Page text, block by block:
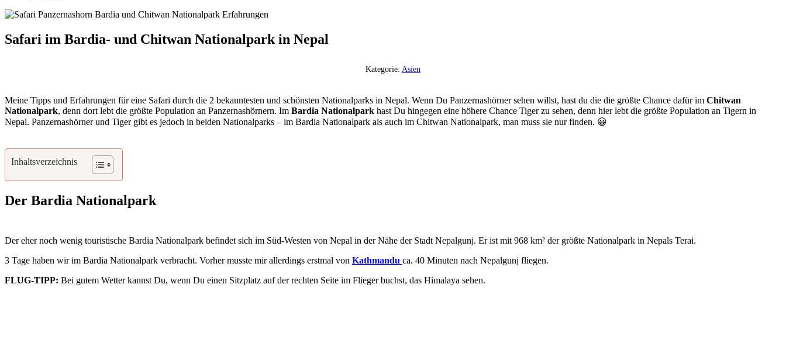
Safari im Bardia- und Chitwan Nationalpark in Nepal
Kategorie: Asien
Meine Tipps und Erfahrungen für eine Safari durch die 2 bekanntesten und schönsten Nationalparks in Nepal. Wenn Du Panzernashörner sehen willst, hast du die die größte Chance dafür im Chitwan
Nationalpark, denn dort lebt die größte Population an Panzernashörnern. Im Bardia Nationalpark hast Du hingegen eine höhere Chance Tiger zu sehen, denn hier lebt die größte Population an Tigern in
Nepal. Panzernashörner und Tiger gibt es jedoch in beiden Nationalparks – im Bardia Nationalpark als auch im Chitwan Nationalpark, man muss sie nur finden. 😀
Inhaltsverzeichnis
Der Bardia Nationalpark
Der eher noch wenig touristische Bardia Nationalpark befindet sich im Süd-Westen von Nepal in der Nähe der Stadt Nepalgunj. Er ist mit 968 km² der größte Nationalpark in Nepals Terai.
3 Tage haben wir im Bardia Nationalpark verbracht. Vorher musste mir allerdings erstmal von Kathmandu ca. 40 Minuten nach Nepalgunj fliegen.
FLUG-TIPP: Bei gutem Wetter kannst Du, wenn Du einen Sitzplatz auf der rechten Seite im Flieger buchst, das Himalaya sehen.